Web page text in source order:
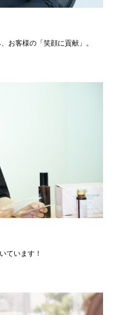
お客様の「笑顔に貢献」。
ています！